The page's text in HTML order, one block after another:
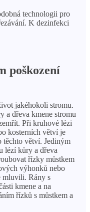
technologii pro
K dezinfekci
poškození
jakéhokoli stromu.
a dřeva kmene stromu
Při kruhové lézi
kosterních větví je
těchto větví. Jediným
lézí kůry a dřeva
řízky můstkem
výhonků nebo
mluvili. Rány s
kmene a na
řízků s můstkem a